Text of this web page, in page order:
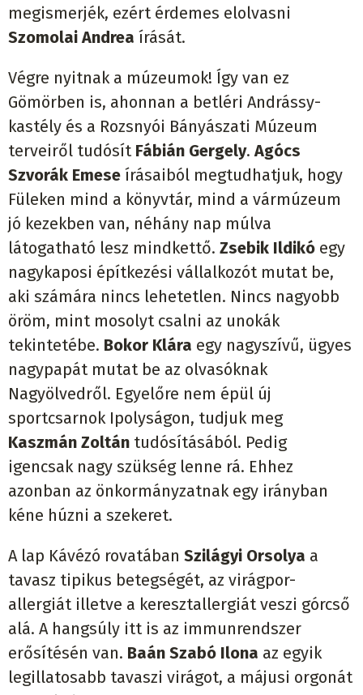
megismerjék, ezért érdemes elolvasni
Szomolai Andrea írását.
Végre nyitnak a múzeumok! Így van ez
Gömörben is, ahonnan a betléri Andrássy-
kastély és a Rozsnyói Bányászati Múzeum
terveiről tudósít Fábián Gergely.Agócs
Szvorák Emese írásaiból megtudhatjuk, hogy
Füleken mind a könyvtár, mind a vármúzeum
jó kezekben van, néhány nap múlva
látogatható lesz mindkettő. Zsebik Ildikó egy
nagykaposi építkezési vállalkozót mutat be,
aki számára nincs lehetetlen. Nincs nagyobb
öröm, mint mosolyt csalni az unokák
tekintetébe. Bokor Klára egy nagyszívű, ügyes
nagypapát mutat be az olvasóknak
Nagyölvedről. Egyelőre nem épül új
sportcsarnok Ipolyságon, tudjuk meg
Kaszmán Zoltán tudósításából. Pedig
igencsak nagy szükség lenne rá. Ehhez
azonban az önkormányzatnak egy irányban
kéne húzni a szekeret.
A lap Kávézó rovatában Szilágyi Orsolya a
tavasz tipikus betegségét, az virágpor-
allergiát illetve a keresztallergiát veszi górcső
alá. A hangsúly itt is az immunrendszer
erősítésén van. Baán Szabó Ilona az egyik
legillatosabb tavaszi virágot, a májusi orgonát